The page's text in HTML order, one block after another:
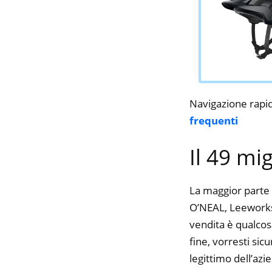
Navigazione
frequenti
Il 49
La maggior
O’NEAL,
vendita è
fine, vorresti
legittimo